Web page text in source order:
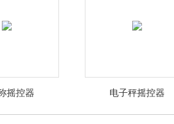
摇控器 电子秤摇控器